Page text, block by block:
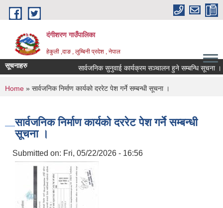
Skip to main content
दंगीशरण गाउँपालिका
हेकुली ,दाङ , लुम्बिनी प्रदेश , नेपाल
सूचनाहरु सार्वजनिक सुनुवाई कार्यक्रम सञ्चालन हुने सम्बन्धि सूचना ।
You are here
Home » सार्वजनिक निर्माण कार्यको दररेट पेश गर्ने सम्बन्धी सूचना ।
सार्वजनिक निर्माण कार्यको दररेट पेश गर्ने सम्बन्धी
सूचना ।
Submitted on: Fri, 05/22/2026 - 16:56